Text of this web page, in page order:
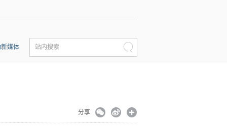
媒体 站内搜索
分享